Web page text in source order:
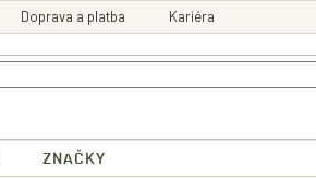
Doprava a platba Kariéra
ZNAČKY